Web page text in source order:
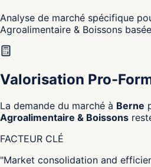
Analyse de marché spécifique
Agroalimentaire & Boissons
Valorisation Pro-
La demande du marché à Berne
Agroalimentaire & Boissons
FACTEUR CLÉ
"Market consolidation and